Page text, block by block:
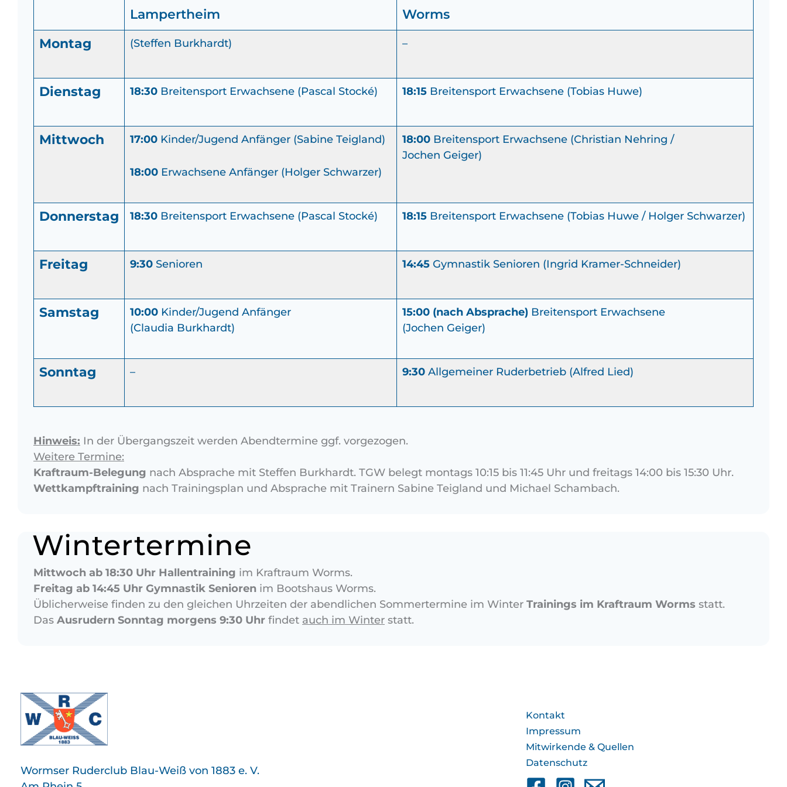
Lampertheim
Worms
Montag
(Steffen Burkhardt) –
Dienstag 18:30 Breitensport Erwachsene (Pascal Stocké) 18:15 Breitensport Erwachsene (Tobias Huwe)
Mittwoch 17:00 Kinder/Jugend Anfänger (Sabine Teigland)
18:00 Erwachsene Anfänger (Holger Schwarzer)
18:00 Breitensport Erwachsene (Christian Nehring /
Jochen Geiger)
Donnerstag 18:30 Breitensport Erwachsene (Pascal Stocké) 18:15 Breitensport Erwachsene (Tobias Huwe / Holger Schwarzer)
Freitag 9:30 Senioren 14:45 Gymnastik Senioren (Ingrid Kramer-Schneider)
Samstag 10:00 Kinder/Jugend Anfänger
(Claudia Burkhardt)
15:00 (nach Absprache) Breitensport Erwachsene
(Jochen Geiger)
Sonntag – 9:30 Allgemeiner Ruderbetrieb (Alfred Lied)
Hinweis: In der Übergangszeit werden Abendtermine ggf. vorgezogen.
Weitere Termine:
Kraftraum-Belegung nach Absprache mit Steffen Burkhardt. TGW belegt montags 10:15 bis 11:45 Uhr und freitags 14:00 bis 15:30 Uhr.
Wettkampftraining nach Trainingsplan und Absprache mit Trainern Sabine Teigland und Michael Schambach.
Wintertermine
Mittwoch ab 18:30 Uhr Hallentraining im Kraftraum Worms.
Freitag ab 14:45 Uhr Gymnastik Senioren im Bootshaus Worms.
Üblicherweise finden zu den gleichen Uhrzeiten der abendlichen Sommertermine im Winter Trainings im Kraftraum Worms statt.
Das Ausrudern Sonntag morgens 9:30 Uhr findet auch im Winter statt.
Wormser Ruderclub Blau-Weiß von 1883 e. V.
Kontakt
Impressum
Mitwirkende & Quellen
Datenschutz